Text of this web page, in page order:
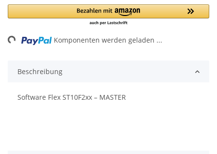
Komponenten werden geladen ...
Beschreibung
Software Flex ST10F2xx – MASTER